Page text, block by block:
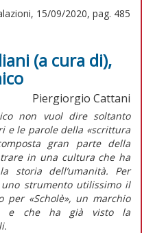
15/09/2020, pag. 485
(a cura di),
Piergiorgio Cattani
non vuol dire soltanto
e le parole della «scrittura
gran parte della
in una cultura che ha
storia dell’umanità. Per
strumento utilissimo il
per «Scholè», un marchio
e che ha già visto la